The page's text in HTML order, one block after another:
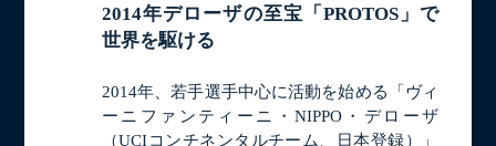
2014年デローザの至宝「PROTOS」で
世界を駆ける
2014年、若手選手中心に活動を始める「ヴィ
ーニファンティーニ・NIPPO・デローザ
（UCIコンチネンタルチーム、日本登録）」